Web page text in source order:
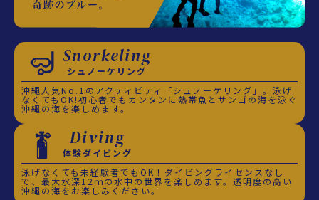
Snorkeling
シュノーケリング
沖縄人気No.1のアクティビティ「シュノーケリング」。泳げ
なくてもOK!初心者でもカンタンに熱帯魚とサンゴの海を泳ぐ
沖縄の海を楽しめます。
Diving
体験ダイビング
泳げなくても未経験者でもOK！ダイビングライセンスなし
で、最大水深12ｍの水中の世界を楽しめます。透明度の高い
沖縄の海をお楽しみください。